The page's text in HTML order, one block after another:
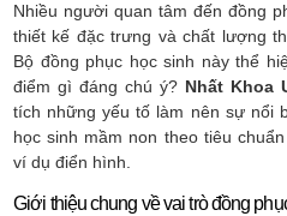
Nhiều người quan tâm đến đồng
thiết kế đặc trưng và chất lượng
Bộ đồng phục học sinh này thể
điểm gì đáng chú ý? Nhất Khoa
tích những yếu tố làm nên sự nổi
học sinh mầm non theo tiêu
ví dụ điển hình.
Giới thiệu chung về vai trò đồng